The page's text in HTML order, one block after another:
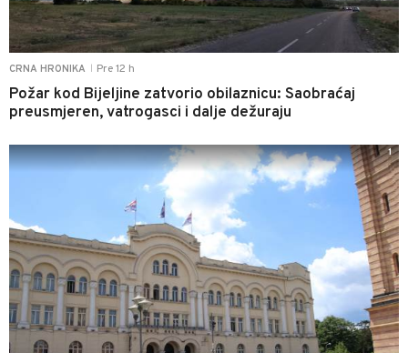
CRNA HRONIKA Pre 12 h
Požar kod Bijeljine zatvorio obilaznicu: Saobraćaj
preusmjeren, vatrogasci i dalje dežuraju
1